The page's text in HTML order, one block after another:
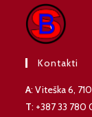
Kontakti
A: Viteška 6,
T: +387 33 780